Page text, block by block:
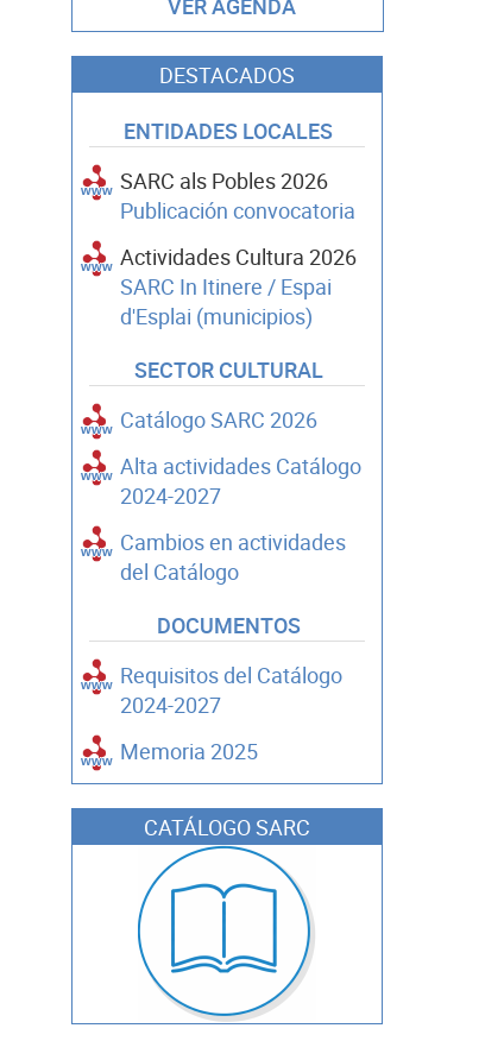
VER AGENDA
DESTACADOS
ENTIDADES LOCALES
SARC als Pobles 2026
Publicación convocatoria
Actividades Cultura 2026
SARC In Itinere / Espai
d'Esplai (municipios)
SECTOR CULTURAL
Catálogo SARC 2026
Alta actividades Catálogo
2024-2027
Cambios en actividades
del Catálogo
DOCUMENTOS
Requisitos del Catálogo
2024-2027
Memoria 2025
CATÁLOGO SARC